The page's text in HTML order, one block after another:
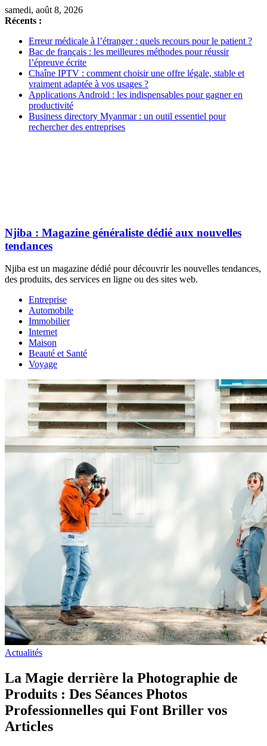
samedi, août 8, 2026
Récents :
Erreur médicale à l’étranger : quels recours pour le patient ?
Bac de français : les meilleures méthodes pour réussir
l’épreuve écrite
Chaîne IPTV : comment choisir une offre légale, stable et
vraiment adaptée à vos usages ?
Applications Android : les indispensables pour gagner en
productivité
Business directory Myanmar : un outil essentiel pour
rechercher des entreprises
Njiba : Magazine généraliste dédié aux nouvelles
tendances
Njiba est un magazine dédié pour découvrir les nouvelles tendances,
des produits, des services en ligne ou des sites web.
Entreprise
Automobile
Immobilier
Internet
Maison
Beauté et Santé
Voyage
Actualités
La Magie derrière la Photographie de
Produits : Des Séances Photos
Professionnelles qui Font Briller vos
Articles